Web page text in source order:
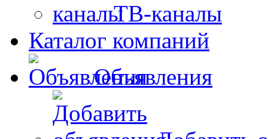
ТВ-каналы
Каталог компаний
Объявления